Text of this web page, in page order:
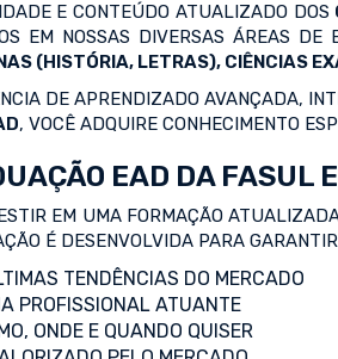
E CONTEÚDO ATUALIZADO DOS
EM NOSSAS DIVERSAS ÁREAS DE
(HISTÓRIA, LETRAS), CIÊNCIAS
DE APRENDIZADO AVANÇADA,
, VOCÊ ADQUIRE CONHECIMENTO
EAD DA FASUL
EM UMA FORMAÇÃO
É DESENVOLVIDA PARA
TENDÊNCIAS DO MERCADO
PROFISSIONAL ATUANTE
ONDE E QUANDO QUISER